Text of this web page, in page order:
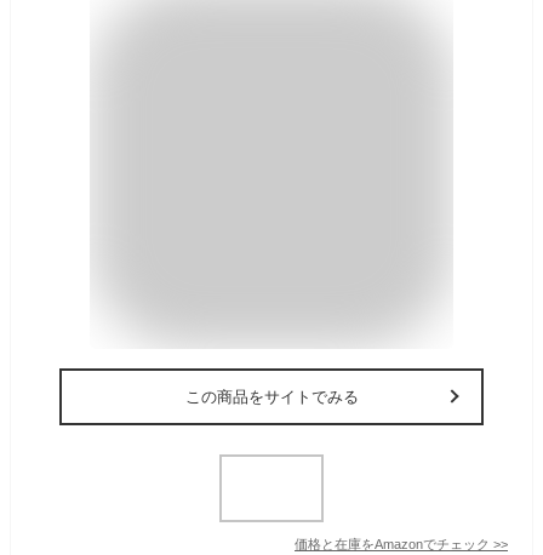
この商品をサイトでみる
価格と在庫をAmazonでチェック >>